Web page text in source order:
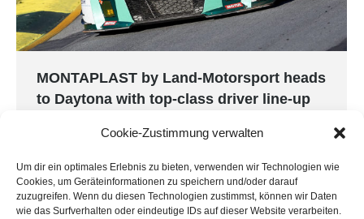
Cookie-Zustimmung verwalten
Um dir ein optimales Erlebnis zu bieten, verwenden wir Technologien wie
Cookies, um Geräteinformationen zu speichern und/oder darauf
zuzugreifen. Wenn du diesen Technologien zustimmst, können wir Daten
wie das Surfverhalten oder eindeutige IDs auf dieser Website verarbeiten.
MONTAPLAST by Land-Motorsport heads
to Daytona with top-class driver line-up
IMSA, Press By
Land-Motorsport
Preparations for the 2019 season are already in
full swing for MONTAPLAST by Land-Motorsport.
The Niederdreisbach-based team will be